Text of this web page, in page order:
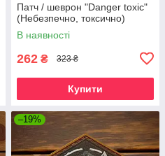
Патч / шеврон "Danger toxic"
(Небезпечно, токсично)
В наявності
262 ₴ 323 ₴
Купити
–19%